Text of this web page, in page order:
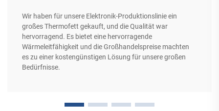
Wir haben für unsere Elektronik-Produktionslinie ein
großes Thermofett gekauft, und die Qualität war
hervorragend. Es bietet eine hervorragende
Wärmeleitfähigkeit und die Großhandelspreise machten
es zu einer kostengünstigen Lösung für unsere großen
Bedürfnisse.